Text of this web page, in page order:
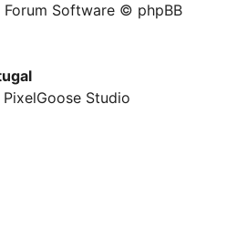
Forum Software © phpBB
PixelGoose Studio